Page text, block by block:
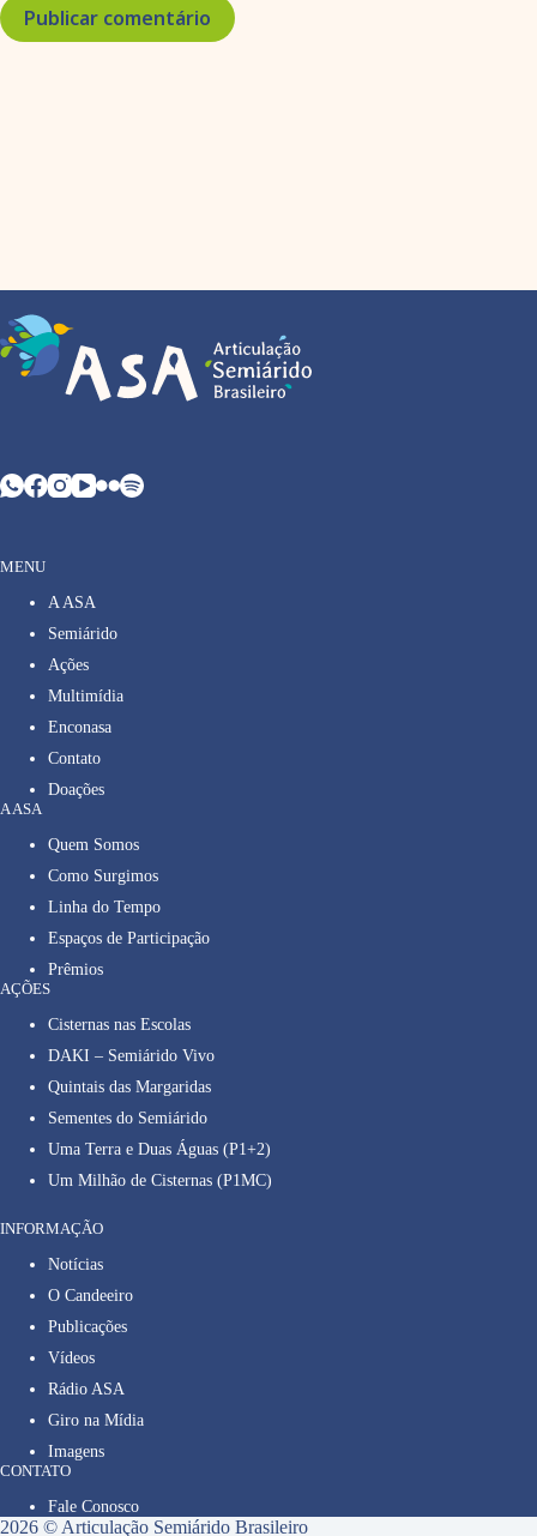
Publicar comentário
MENU
A ASA
Semiárido
Ações
Multimídia
Enconasa
Contato
Doações
A ASA
Quem Somos
Como Surgimos
Linha do Tempo
Espaços de Participação
Prêmios
AÇÕES
Cisternas nas Escolas
DAKI – Semiárido Vivo
Quintais das Margaridas
Sementes do Semiárido
Uma Terra e Duas Águas (P1+2)
Um Milhão de Cisternas (P1MC)
INFORMAÇÃO
Notícias
O Candeeiro
Publicações
Vídeos
Rádio ASA
Giro na Mídia
Imagens
CONTATO
Fale Conosco
2026 © Articulação Semiárido Brasileiro